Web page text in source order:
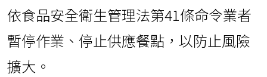
依食品安全衛生管理法第41條命令業者
暫停作業、停止供應餐點，以防止風險
擴大。